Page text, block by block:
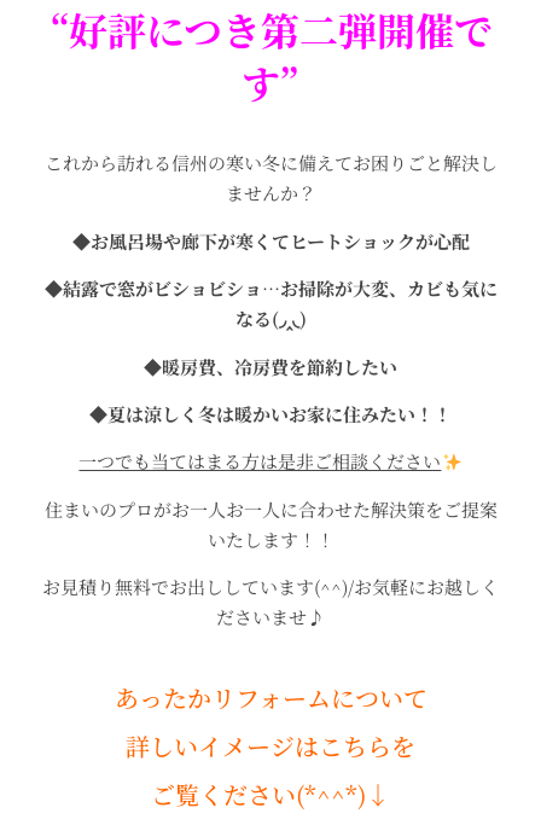
“好評につき第二弾開催で
す”
これから訪れる信州の寒い冬に備えてお困りごと解決し
ませんか？
◆お風呂場や廊下が寒くてヒートショックが心配
◆結露で窓がビショビショ…お掃除が大変、カビも気に
なる(◞‸◟)
◆暖房費、冷房費を節約したい
◆夏は涼しく冬は暖かいお家に住みたい！！
一つでも当てはまる方は是非ご相談ください
住まいのプロがお一人お一人に合わせた解決策をご提案
いたします！！
お見積り無料でお出ししています(^^)/お気軽にお越しく
ださいませ♪
あったかリフォームについて
詳しいイメージはこちらを
ご覧ください(*^^*)↓